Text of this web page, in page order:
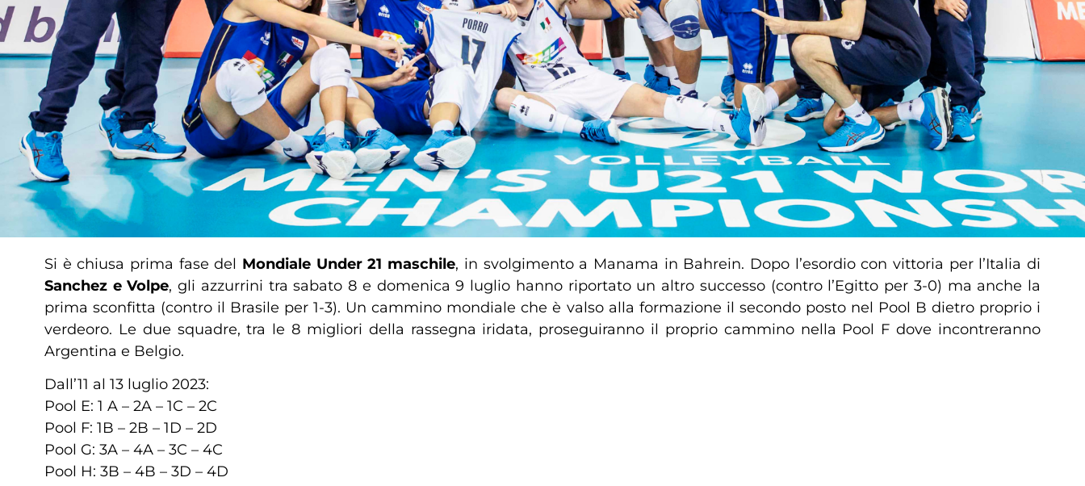
Si è chiusa prima fase del Mondiale Under 21 maschile, in svolgimento a Manama in Bahrein. Dopo l’esordio con vittoria per l’Italia di
Sanchez e Volpe, gli azzurrini tra sabato 8 e domenica 9 luglio hanno riportato un altro successo (contro l’Egitto per 3-0) ma anche la
prima sconfitta (contro il Brasile per 1-3). Un cammino mondiale che è valso alla formazione il secondo posto nel Pool B dietro proprio i
verdeoro. Le due squadre, tra le 8 migliori della rassegna iridata, proseguiranno il proprio cammino nella Pool F dove incontreranno
Argentina e Belgio.
Dall’11 al 13 luglio 2023:
Pool E: 1 A – 2A – 1C – 2C
Pool F: 1B – 2B – 1D – 2D
Pool G: 3A – 4A – 3C – 4C
Pool H: 3B – 4B – 3D – 4D